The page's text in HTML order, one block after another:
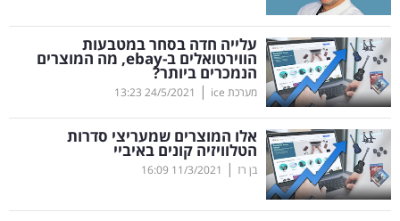
ספורט
קריירה
ולימודים
מינויים
רייטינג
רכב
עלייה חדה בסחר במטבעות
הווירטואלים ב-ebay, מה המוצרים
הנמכרים ביותר?
מערכת ice |
24/5/2021
13:23
אלו המוצרים שמעריצי סדרות
הטלוויזיה קונים באיביי
בן רז |
11/3/2021
16:09